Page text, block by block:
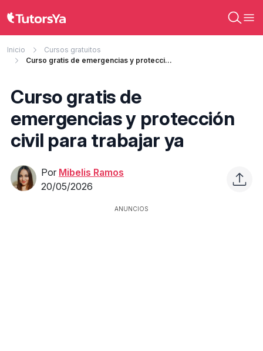
Inicio
Cursos gratuitos
Curso gratis de emergencias y protección civil para trabajar ya
Curso gratis de
emergencias y protección
civil para trabajar ya
Por Mibelis Ramos
20/05/2026
ANUNCIOS